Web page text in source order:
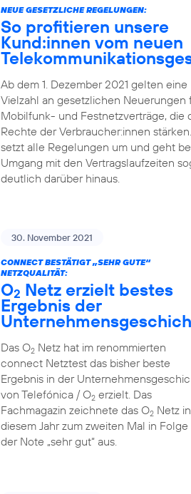
NEUE GESETZLICHE REGELUNGEN:
So profitieren unsere
Kund:innen vom neuen
Ab dem 1. Dezember 2021 gelten eine
Vielzahl an gesetzlichen Neuerungen
Mobilfunk- und Festnetzverträge, die
Rechte der Verbraucher:innen
setzt alle Regelungen um und geht
Umgang mit den Vertragslaufzeiten
deutlich darüber hinaus.
30. November 2021
CONNECT BESTÄTIGT „SEHR GUTE“
NETZQUALITÄT:
O2 Netz erzielt bestes
Ergebnis der
Das O2Netz hat im renommierten
connect Netztest das bisher beste
Ergebnis in der
von Telefónica / O2erzielt. Das
Fachmagazin zeichnete das O2Netz in
diesem Jahr zum zweiten Mal in Folge
der Note „sehr gut“ aus.